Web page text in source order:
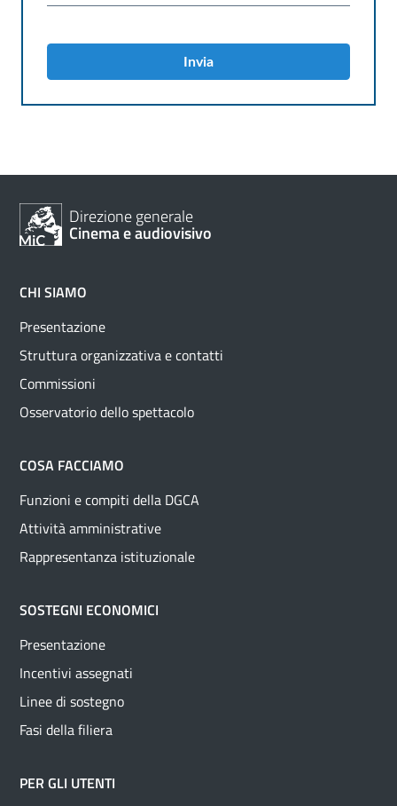
Invia
Direzione generale
Cinema e audiovisivo
CHI SIAMO
Presentazione
Struttura organizzativa e contatti
Commissioni
Osservatorio dello spettacolo
COSA FACCIAMO
Funzioni e compiti della DGCA
Attività amministrative
Rappresentanza istituzionale
SOSTEGNI ECONOMICI
Presentazione
Incentivi assegnati
Linee di sostegno
Fasi della filiera
PER GLI UTENTI